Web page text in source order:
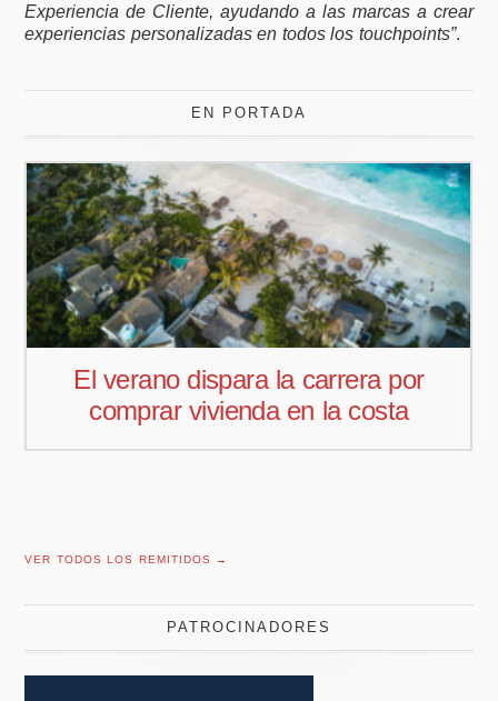
Experiencia de Cliente, ayudando a las marcas a crear
experiencias personalizadas en todos los touchpoints”.
EN PORTADA
Pedro Aguiar nuevo
comercial para Offcoustic
VER TODOS LOS REMITIDOS →
PATROCINADORES